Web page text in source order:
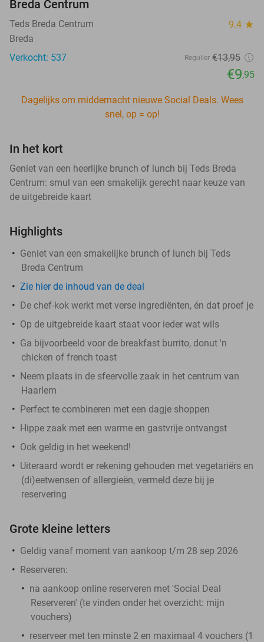
Breda Centrum
Teds Breda Centrum 9.4 star
Breda
Verkocht: 537
Regulier €13,95
€9,95
Dagelijks om middernacht nieuwe Social Deals. Wees
snel, op = op!
In het kort
Geniet van een heerlijke brunch of lunch bij Teds Breda
Centrum: smul van een smakelijk gerecht naar keuze van
de uitgebreide kaart
Highlights
Geniet van een smakelijke brunch of lunch bij Teds
Breda Centrum
Zie hier de inhoud van de deal
De chef-kok werkt met verse ingrediënten, én dat proef je
Op de uitgebreide kaart staat voor ieder wat wils
Ga bijvoorbeeld voor de breakfast burrito, donut 'n
chicken of french toast
Neem plaats in de sfeervolle zaak in het centrum van
Haarlem
Perfect te combineren met een dagje shoppen
Hippe zaak met een warme en gastvrije ontvangst
Ook geldig in het weekend!
Uiteraard wordt er rekening gehouden met vegetariërs en
(di)eetwensen of allergieën, vermeld deze bij je
reservering
Grote kleine letters
Geldig vanaf moment van aankoop t/m 28 sep 2026
Reserveren:
na aankoop online reserveren met 'Social Deal
Reserveren' (te vinden onder het overzicht: mijn
vouchers)
reserveer met ten minste 2 en maximaal 4 vouchers (1